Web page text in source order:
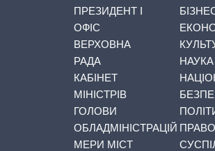
ПРЕЗИДЕНТ І
ОФІС
ВЕРХОВНА
РАДА
КАБІНЕТ
МІНІСТРІВ
ГОЛОВИ
ОБЛАДМІНІСТРАЦІЙ
МЕРИ МІСТ
НАУКА
ПРАВО